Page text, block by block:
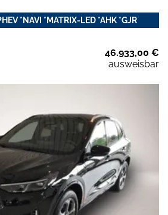
*NAVI *MATRIX-LED *AHK *GJR
46.933,00 €
ausweisbar